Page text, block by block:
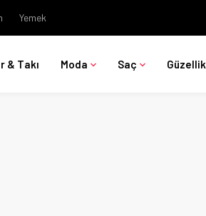
Yemek
& Takı Moda Saç Güzellik